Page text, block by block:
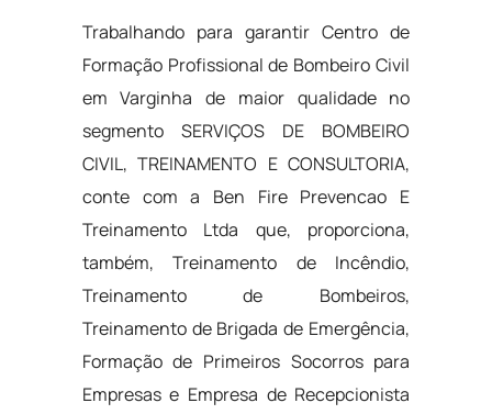
Trabalhando para garantir Centro de
Formação Profissional de Bombeiro Civil
em Varginha de maior qualidade no
segmento SERVIÇOS DE BOMBEIRO
CIVIL, TREINAMENTO E CONSULTORIA,
conte com a Ben Fire Prevencao E
Treinamento Ltda que, proporciona,
também, Treinamento de Incêndio,
Treinamento de Bombeiros,
Treinamento de Brigada de Emergência,
Formação de Primeiros Socorros para
Empresas e Empresa de Recepcionista